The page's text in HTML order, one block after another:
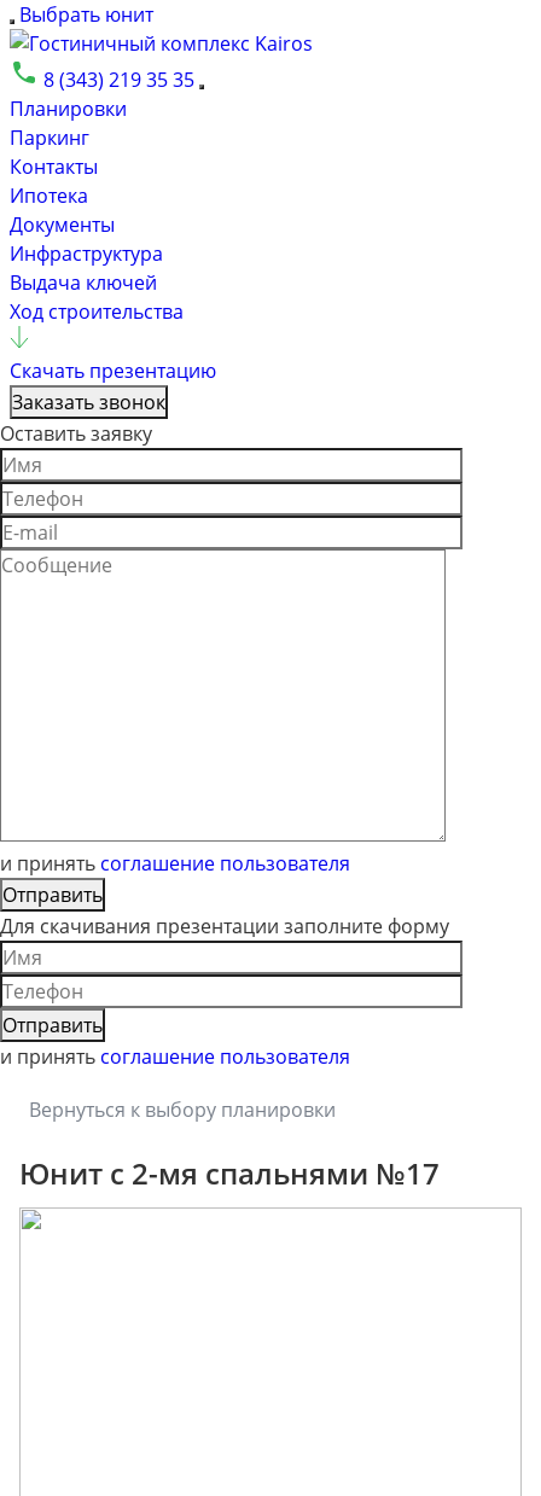
Выбрать юнит
8 (343) 219 35 35
Планировки
Паркинг
Контакты
Ипотека
Документы
Инфраструктура
Выдача ключей
Ход строительства
Скачать презентацию
Заказать звонок
Оставить заявку
и принять соглашение пользователя
Для скачивания презентации заполните форму
и принять соглашение пользователя
Вернуться к выбору планировки
Юнит с 2-мя спальнями №17